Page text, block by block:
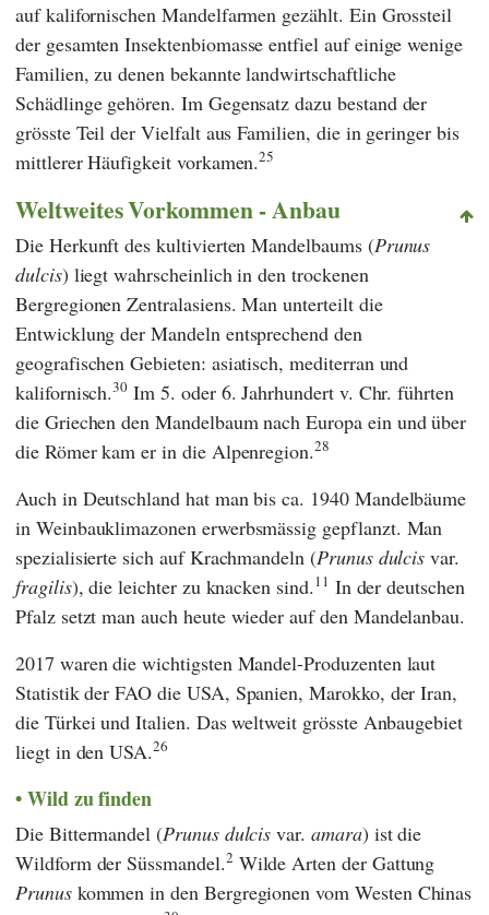
auf kalifornischen Mandelfarmen gezählt. Ein Grossteil
der gesamten Insektenbiomasse entfiel auf einige wenige
Familien, zu denen bekannte landwirtschaftliche
Schädlinge gehören. Im Gegensatz dazu bestand der
grösste Teil der Vielfalt aus Familien, die in geringer bis
mittlerer Häufigkeit vorkamen.25
Weltweites Vorkommen - Anbau
Die Herkunft des kultivierten Mandelbaums (Prunus
dulcis) liegt wahrscheinlich in den trockenen
Bergregionen Zentralasiens. Man unterteilt die
Entwicklung der Mandeln entsprechend den
geografischen Gebieten: asiatisch, mediterran und
kalifornisch.30 Im 5. oder 6. Jahrhundert v. Chr. führten
die Griechen den Mandelbaum nach Europa ein und über
die Römer kam er in die Alpenregion.28
Auch in Deutschland hat man bis ca. 1940 Mandelbäume
in Weinbauklimazonen erwerbsmässig gepflanzt. Man
spezialisierte sich auf Krachmandeln (Prunus dulcisvar.
fragilis), die leichter zu knacken sind.11 In der deutschen
Pfalz setzt man auch heute wieder auf den Mandelanbau.
2017 waren die wichtigsten Mandel-Produzenten laut
Statistik derFAOdie USA, Spanien, Marokko, der Iran,
die Türkei und Italien. Das weltweit grösste Anbaugebiet
liegt in den USA.26
Wild zu finden
Die Bittermandel (Prunus dulcis var.amara) ist die
Wildform der Süssmandel.2 Wilde Arten der Gattung
Prunus kommen in den Bergregionen vom Westen Chinas